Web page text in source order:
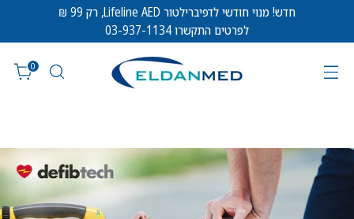
חדש! מנוי חודשי לדפיברילטור Lifeline AED, רק 99 ₪
לפרטים התקשרו 03-937-1134
0